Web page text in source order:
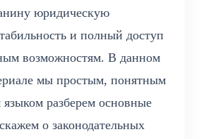
юридическую
и полный доступ
возможностям. В данном
мы простым, понятным
разберем основные
о законодательных